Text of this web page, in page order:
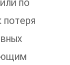
по
потеря